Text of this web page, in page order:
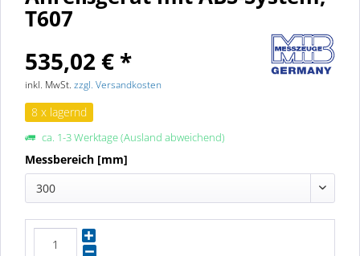
T607
535,02 € *
inkl. MwSt. zzgl. Versandkosten
8 x lagernd
ca. 1-3 Werktage (Ausland abweichend)
Messbereich [mm]
300